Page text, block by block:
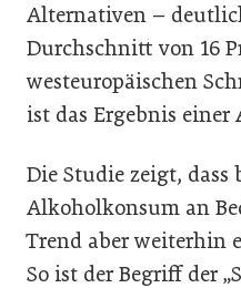
Alternativen –
Durchschnitt von 16
westeuropäischen
ist das Ergebnis einer
Die Studie zeigt, dass
Alkoholkonsum an
Trend aber weiterhin
So ist der Begriff der